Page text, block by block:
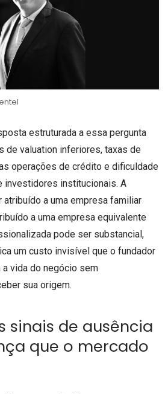
estruturada a essa pergunta
de valuation inferiores, taxas de
operações de crédito e dificuldade
investidores institucionais. A
a uma empresa familiar
a uma empresa equivalente
pode ser substancial,
um custo invisível que o fundador
vida do negócio sem
sua origem.
sinais de ausência
que o mercado